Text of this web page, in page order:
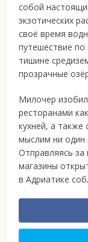
собой
экзотических
своё время
путешествие
тишине
прозрачные
Милочер
ресторанами
кухней, а также
мыслим ни один
Отправляясь
магазины
в Адриатике